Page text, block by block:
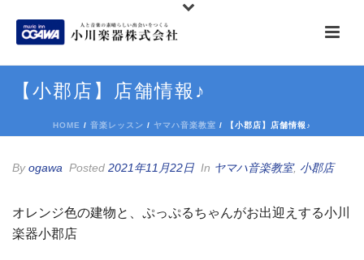
【小郡店】店舗情報♪
HOME / 音楽レッスン / ヤマハ音楽教室 / 【小郡店】店舗情報♪
Byogawa Posted 2021年11月22日 In ヤマハ音楽教室, 小郡店
オレンジ色の建物と、ぷっぷるちゃんがお出迎えする小川
楽器小郡店